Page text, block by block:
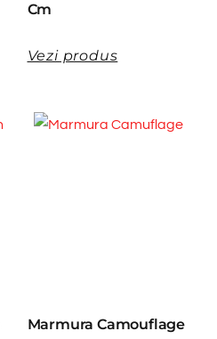
Cm
Vezi produs
Marmura Camouflage